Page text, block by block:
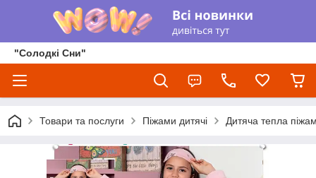
"Солодкі Сни"
Товари та послуги Піжами дитячі Дитяча тепла